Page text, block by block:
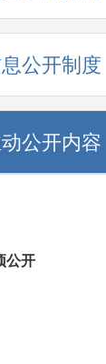
公开制度
公开内容
公开